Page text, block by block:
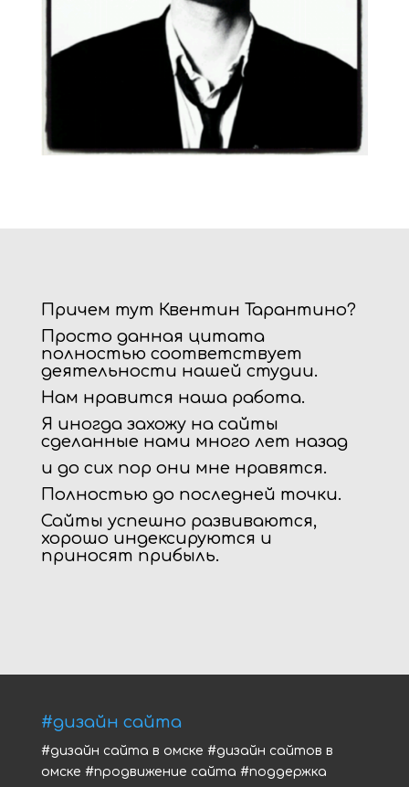
Причем тут Квентин Тарантино?
Просто данная цитата
полностью соответствует
деятельности нашей студии.
Нам нравится наша работа.
Я иногда захожу на сайты
сделанные нами много лет назад
и до сих пор они мне нравятся.
Полностью до последней точки.
Сайты успешно развиваются,
хорошо индексируются и
приносят прибыль.
#дизайн сайта
#дизайн сайта в омске #дизайн сайтов в
омске #продвижение сайта #поддержка